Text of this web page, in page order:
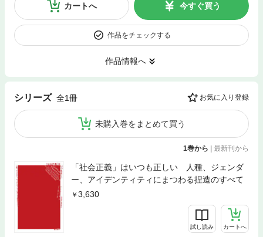
カートへ 今すぐ買う
作品をチェックする
作品情報へ
シリーズ 全1冊 お気に入り登録
未購入巻をまとめて買う
1巻から | 最新刊から
「社会正義」はいつも正しい 人種、ジェンダ
ー、アイデンティティにまつわる捏造のすべて
3,630
試し読み カートへ